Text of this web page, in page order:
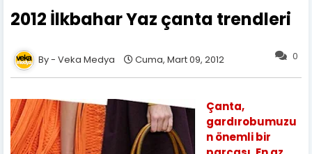
2012 İlkbahar Yaz çanta trendleri
0
Veka Medya Cuma, Mart 09, 2012
Çanta,
gardırobumuzu
n önemli bir